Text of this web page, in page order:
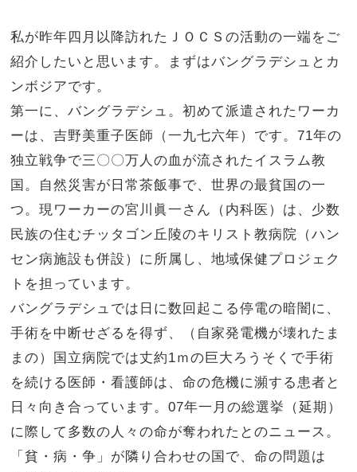
私が昨年四月以降訪れたＪＯＣＳの活動の一端をご
紹介したいと思います。まずはバングラデシュとカ
ンボジアです。
第一に、バングラデシュ。初めて派遣されたワーカ
ーは、吉野美重子医師（一九七六年）です。71年の
独立戦争で三〇〇万人の血が流されたイスラム教
国。自然災害が日常茶飯事で、世界の最貧国の一
つ。現ワーカーの宮川眞一さん（内科医）は、少数
民族の住むチッタゴン丘陵のキリスト教病院（ハン
セン病施設も併設）に所属し、地域保健プロジェク
トを担っています。
バングラデシュでは日に数回起こる停電の暗闇に、
手術を中断せざるを得ず、（自家発電機が壊れたま
まの）国立病院では丈約1ｍの巨大ろうそくで手術
を続ける医師・看護師は、命の危機に瀕する患者と
日々向き合っています。07年一月の総選挙（延期）
に際して多数の人々の命が奪われたとのニュース。
「貧・病・争」が隣り合わせの国で、命の問題は